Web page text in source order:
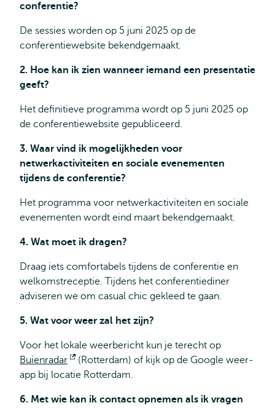
conferentie?
De sessies worden op 5 juni 2025 op de
conferentiewebsite bekendgemaakt.
2. Hoe kan ik zien wanneer iemand een presentatie
geeft?
Het definitieve programma wordt op 5 juni 2025 op
de conferentiewebsite gepubliceerd.
3. Waar vind ik mogelijkheden voor
netwerkactiviteiten en sociale evenementen
tijdens de conferentie?
Het programma voor netwerkactiviteiten en sociale
evenementen wordt eind maart bekendgemaakt.
4. Wat moet ik dragen?
Draag iets comfortabels tijdens de conferentie en
welkomstreceptie. Tijdens het conferentiediner
adviseren we om casual chic gekleed te gaan.
5. Wat voor weer zal het zijn?
Voor het lokale weerbericht kun je terecht op
Buienradar
Opent
extern
(Rotterdam) of kijk op de Google weer-
app bij locatie Rotterdam.
6. Met wie kan ik contact opnemen als ik vragen